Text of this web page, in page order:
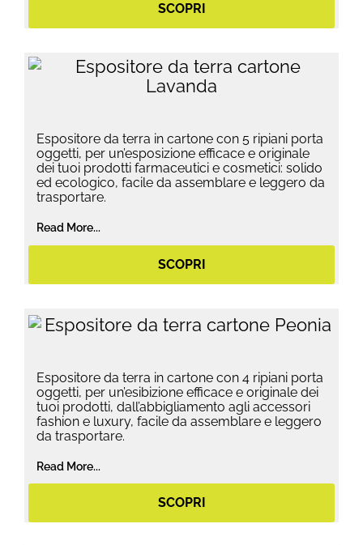
SCOPRI
Espositore da terra in cartone con 5 ripiani porta
oggetti, per un’esposizione efficace e originale
dei tuoi prodotti farmaceutici e cosmetici: solido
ed ecologico, facile da assemblare e leggero da
trasportare.
Read More...
SCOPRI
Espositore da terra in cartone con 4 ripiani porta
oggetti, per un’esibizione efficace e originale dei
tuoi prodotti, dall’abbigliamento agli accessori
fashion e luxury, facile da assemblare e leggero
da trasportare.
Read More...
SCOPRI